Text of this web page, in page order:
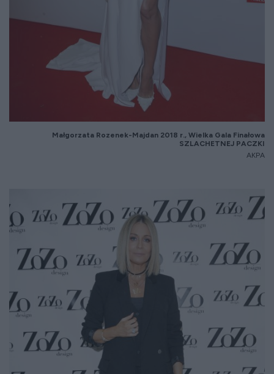
Małgorzata Rozenek-Majdan 2018 r., Wielka Gala Finałowa
SZLACHETNEJ PACZKI
AKPA